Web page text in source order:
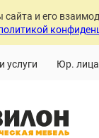
и его
услуги Юр.